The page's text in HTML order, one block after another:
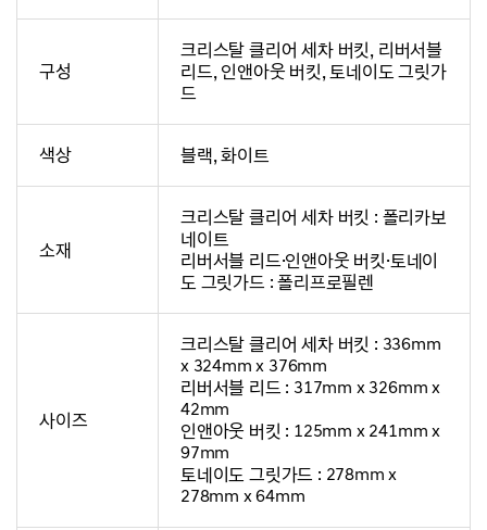
구성
크리스탈 클리어 세차 버킷, 리버서블
리드, 인앤아웃 버킷, 토네이도 그릿가
드
색상 블랙, 화이트
소재
크리스탈 클리어 세차 버킷 : 폴리카보
네이트
리버서블 리드·인앤아웃 버킷·토네이
도 그릿가드 : 폴리프로필렌
사이즈
크리스탈 클리어 세차 버킷 : 336mm
x 324mm x 376mm
리버서블 리드 : 317mm x 326mm x
42mm
인앤아웃 버킷 : 125mm x 241mm x
97mm
토네이도 그릿가드 : 278mm x
278mm x 64mm